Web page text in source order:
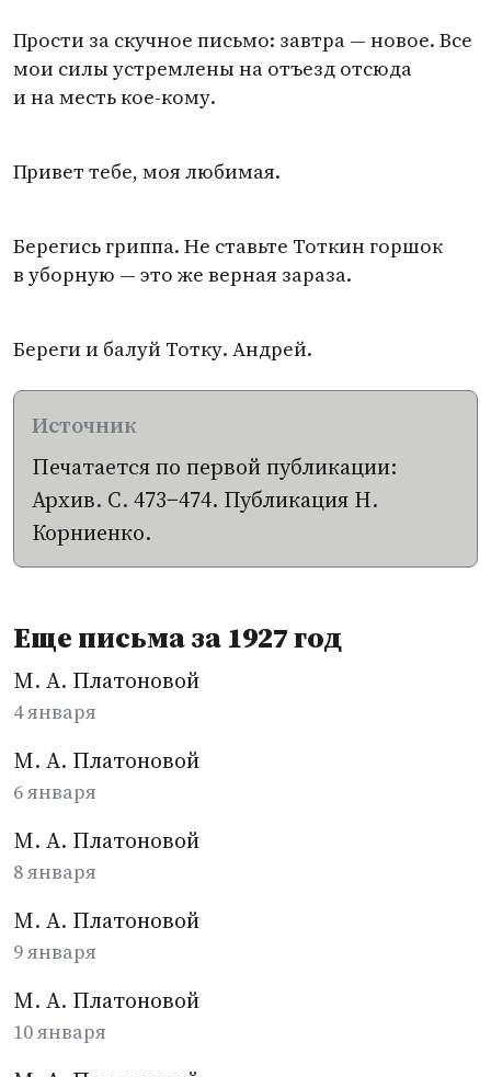
Прости за скучное письмо: завтра — новое. Все
мои силы устремлены на отъезд отсюда
и на месть кое-кому.
Привет тебе, моя любимая.
Берегись гриппа. Не ставьте Тоткин горшок
в уборную — это же верная зараза.
Береги и балуй Тотку. Андрей.
Печатается по первой публикации:
Архив. С. 473−474. Публикация Н.
Корниенко.
Еще письма за 1927 год
М. А. Платоновой
4 января
М. А. Платоновой
6 января
М. А. Платоновой
8 января
М. А. Платоновой
9 января
М. А. Платоновой
10 января